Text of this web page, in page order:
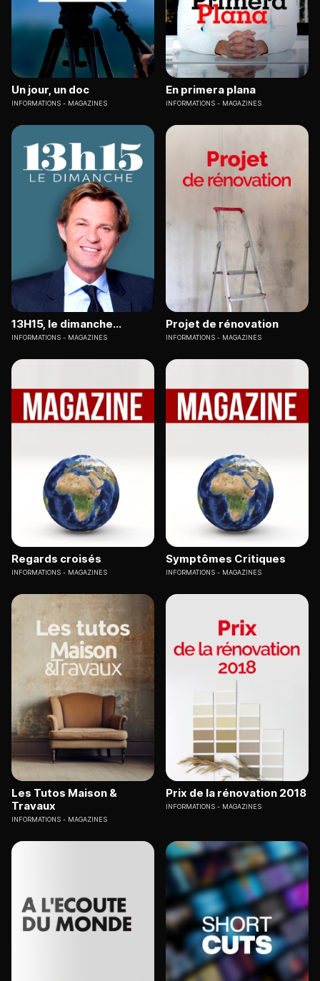
Un jour, un doc
INFORMATIONS MAGAZINES
En primera plana
INFORMATIONS MAGAZINES
13H15, le dimanche...
INFORMATIONS MAGAZINES
Projet de rénovation
INFORMATIONS MAGAZINES
Regards croisés
INFORMATIONS MAGAZINES
Symptômes Critiques
INFORMATIONS MAGAZINES
Les Tutos Maison &
Travaux
INFORMATIONS MAGAZINES
Prix de la rénovation 2018
INFORMATIONS MAGAZINES